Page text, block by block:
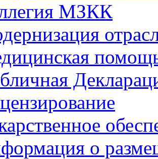
МЗКК
о